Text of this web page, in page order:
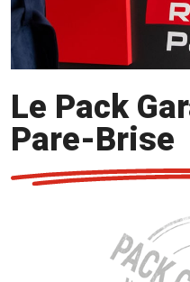
Le Pack
Pare-Brise